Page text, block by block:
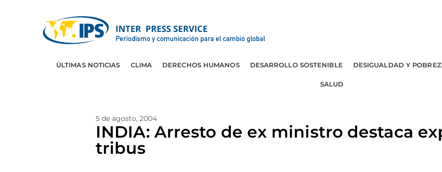
ÚLTIMAS NOTICIAS CLIMA DERECHOS HUMANOS DESARROLLO SOSTENIBLE DESIGUALDAD Y
SALUD
5 de agosto, 2004
INDIA: Arresto de ex ministro destaca
tribus